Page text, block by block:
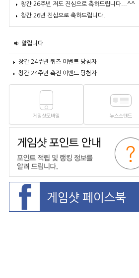
창간 26주년 저도 진심으로 축하드립니다...^^
창간 26년 진심으로 축하드립니다.
알립니다
창간 24주년 퀴즈 이벤트 당첨자
창간 24주년 축전 이벤트 당첨자
게임샷모바일 뉴스스탠드